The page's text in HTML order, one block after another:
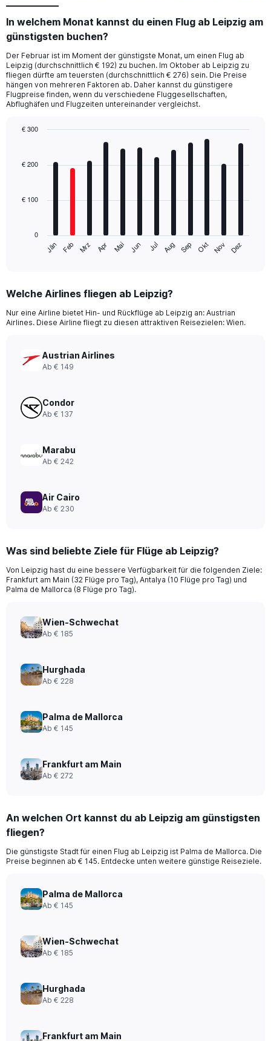
In welchem Monat kannst du einen Flug ab Leipzig am
günstigsten buchen?
Der Februar ist im Moment der günstigste Monat, um einen Flug ab
Leipzig (durchschnittlich € 192) zu buchen. Im Oktober ab Leipzig zu
fliegen dürfte am teuersten (durchschnittlich € 276) sein. Die Preise
hängen von mehreren Faktoren ab. Daher kannst du günstigere
Flugpreise finden, wenn du verschiedene Fluggesellschaften,
Abflughäfen und Flugzeiten untereinander vergleichst.
with
The
Range:
12
categories.
has
displaying
values.
300.
Jän Feb Mrz Apr Mai Jun Jul Aug Sep Okt Nov Dez
0
€ 100
€ 200
€ 300
Welche Airlines fliegen ab Leipzig?
Nur eine Airline bietet Hin- und Rückflüge ab Leipzig an: Austrian
Airlines. Diese Airline fliegt zu diesen attraktiven Reisezielen: Wien.
Austrian Airlines
Ab € 149
Condor
Ab € 137
Marabu
Ab € 242
Air Cairo
Ab € 230
Was sind beliebte Ziele für Flüge ab Leipzig?
Von Leipzig hast du eine bessere Verfügbarkeit für die folgenden Ziele:
Frankfurt am Main (32 Flüge pro Tag), Antalya (10 Flüge pro Tag) und
Palma de Mallorca (8 Flüge pro Tag).
Wien-Schwechat
Ab € 185
Hurghada
Ab € 228
Palma de Mallorca
Ab € 145
Frankfurt am Main
Ab € 272
An welchen Ort kannst du ab Leipzig am günstigsten
fliegen?
Die günstigste Stadt für einen Flug ab Leipzig ist Palma de Mallorca. Die
Preise beginnen ab € 145. Entdecke unten weitere günstige Reiseziele.
Palma de Mallorca
Ab € 145
Wien-Schwechat
Ab € 185
Hurghada
Ab € 228
Frankfurt am Main